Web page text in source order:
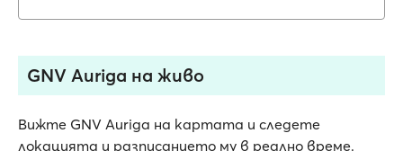
GNV Auriga на живо
Вижте GNV Auriga на картата и следете
локацията и разписанието му в реално време.